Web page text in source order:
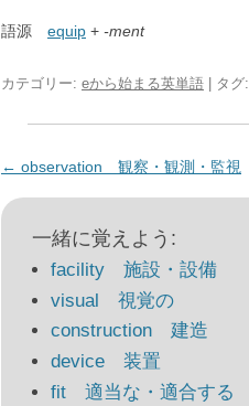
語源 equip + -ment
カテゴリー: eから始まる英単語 | タグ:
投
稿
← observation 観察・観測・監視
一緒に覚えよう:
facility 施設・設備
visual 視覚の
construction 建造
device 装置
fit 適当な・適合する